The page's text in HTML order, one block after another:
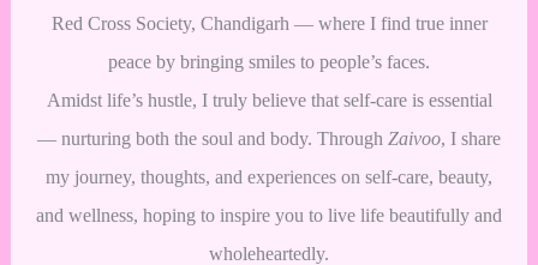
Red Cross Society, Chandigarh — where I find true inner
peace by bringing smiles to people’s faces.
Amidst life’s hustle, I truly believe that self-care is essential
— nurturing both the soul and body. Through Zaivoo, I share
my journey, thoughts, and experiences on self-care, beauty,
and wellness, hoping to inspire you to live life beautifully and
wholeheartedly.